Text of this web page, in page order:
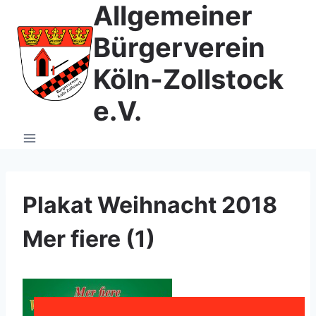
Inhalt
springen
Allgemeiner
Bürgerverein
Köln-Zollstock
e.V.
Plakat Weihnacht 2018
Mer fiere (1)